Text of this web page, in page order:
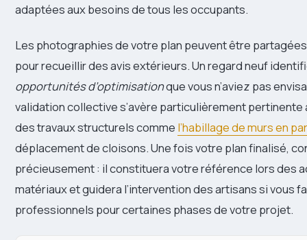
adaptées aux besoins de tous les occupants.
Les photographies de votre plan peuvent être
pour recueillir des avis extérieurs. Un regard neuf
opportunités d’optimisationque vous n’aviez pas
validation collective s’avère particulièrement pertinente
des travaux structurels comme l’habillage de murs en
déplacement de cloisons. Une fois votre plan finalisé,
précieusement : il constituera votre référence lors des
matériaux et guidera l’intervention des artisans si vous
professionnels pour certaines phases de votre projet.